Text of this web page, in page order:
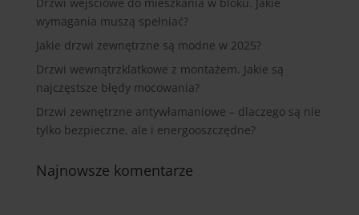
wymagania muszą spełniać?
Jakie drzwi zewnętrzne są modne w 2025?
Drzwi wewnątrzklatkowe z montażem. Jakie są
najczęstsze błędy mocowania?
Drzwi zewnętrzne antywłamaniowe – dlaczego są nie
tylko bezpieczne, ale i energooszczędne?
Najnowsze komentarze